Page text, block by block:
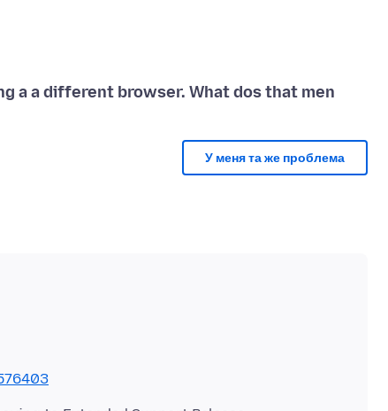
a a different browser. What dos that men
У меня та же проблема